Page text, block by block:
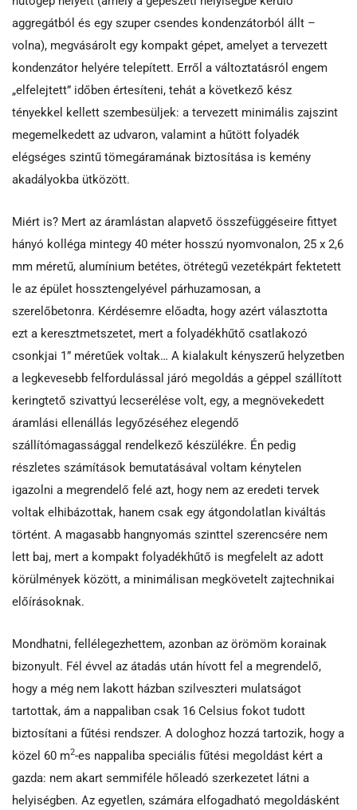
aggregátból és egy szuper csendes kondenzátorból állt –
volna), megvásárolt egy kompakt gépet, amelyet a tervezett
kondenzátor helyére telepített. Erről a változtatásról engem
„elfelejtett” időben értesíteni, tehát a következő kész
tényekkel kellett szembesüljek: a tervezett minimális zajszint
megemelkedett az udvaron, valamint a hűtött folyadék
elégséges szintű tömegáramának biztosítása is kemény
akadályokba ütközött.
Miért is? Mert az áramlástan alapvető összefüggéseire fittyet
hányó kolléga mintegy 40 méter hosszú nyomvonalon, 25 x 2,6
mm méretű, alumínium betétes, ötrétegű vezetékpárt fektetett
le az épület hossztengelyével párhuzamosan, a
szerelőbetonra. Kérdésemre előadta, hogy azért választotta
ezt a keresztmetszetet, mert a folyadékhűtő csatlakozó
csonkjai 1” méretűek voltak… A kialakult kényszerű helyzetben
a legkevesebb felfordulással járó megoldás a géppel szállított
keringtető szivattyú lecserélése volt, egy, a megnövekedett
áramlási ellenállás legyőzéséhez elegendő
szállítómagassággal rendelkező készülékre. Én pedig
részletes számítások bemutatásával voltam kénytelen
igazolni a megrendelő felé azt, hogy nem az eredeti tervek
voltak elhibázottak, hanem csak egy átgondolatlan kiváltás
történt. A magasabb hangnyomás szinttel szerencsére nem
lett baj, mert a kompakt folyadékhűtő is megfelelt az adott
körülmények között, a minimálisan megkövetelt zajtechnikai
előírásoknak.
Mondhatni, fellélegezhettem, azonban az örömöm korainak
bizonyult. Fél évvel az átadás után hívott fel a megrendelő,
hogy a még nem lakott házban szilveszteri mulatságot
tartottak, ám a nappaliban csak 16 Celsius fokot tudott
biztosítani a fűtési rendszer. A dologhoz hozzá tartozik, hogy a
közel 60 m2-es nappaliba speciális fűtési megoldást kért a
gazda: nem akart semmiféle hőleadó szerkezetet látni a
helyiségben. Az egyetlen, számára elfogadható megoldásként